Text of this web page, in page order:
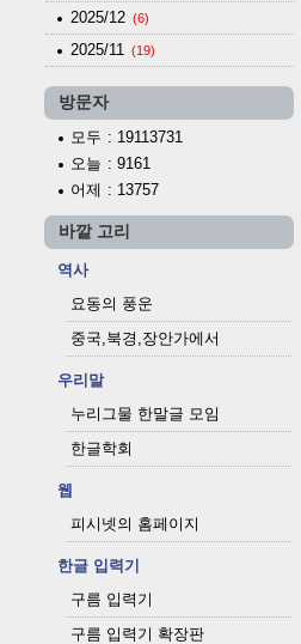
2025/12 (6)
2025/11 (19)
방문자
모두 : 19113731
오늘 : 9161
어제 : 13757
바깥 고리
역사
요동의 풍운
중국,북경,장안가에서
우리말
누리그물 한말글 모임
한글학회
웹
피시넷의 홈페이지
한글 입력기
구름 입력기
구름 입력기 확장판